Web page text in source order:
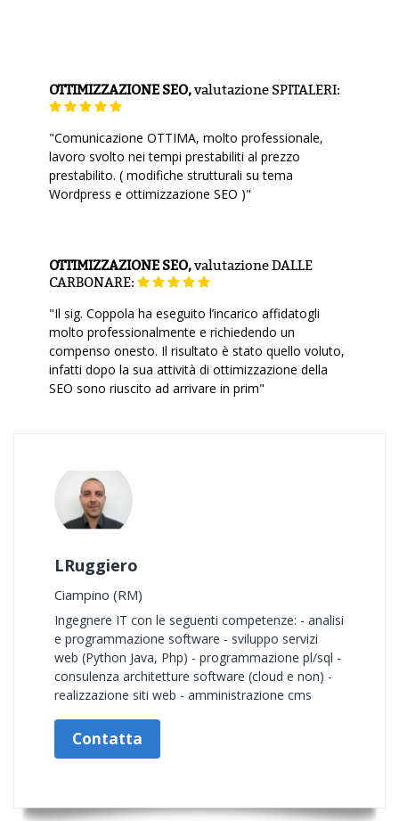
OTTIMIZZAZIONE SEO,valutazioneSPITALERI:
"Comunicazione OTTIMA, molto professionale,
lavoro svolto nei tempi prestabiliti al prezzo
prestabilito. ( modifiche strutturali su tema
Wordpress e ottimizzazione SEO )"
OTTIMIZZAZIONE SEO,valutazioneDALLE
CARBONARE:
"Il sig. Coppola ha eseguito l’incarico affidatogli
molto professionalmente e richiedendo un
compenso onesto. Il risultato è stato quello voluto,
infatti dopo la sua attività di ottimizzazione della
SEO sono riuscito ad arrivare in prim"
LRuggiero
Ciampino (RM)
Ingegnere IT con le seguenti competenze: - analisi
e programmazione software - sviluppo servizi
web (Python Java, Php) - programmazione pl/sql -
consulenza architetture software (cloud e non) -
realizzazione siti web - amministrazione cms
Contatta